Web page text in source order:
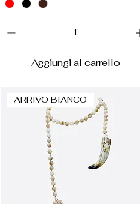
Aggiungi al carrello
ARRIVO BIANCO